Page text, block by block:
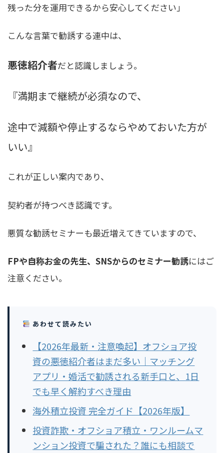
残った分を運用できるから安心してください」
こんな言葉で勧誘する連中は、
悪徳紹介者だと認識しましょう。
『満期まで継続が必須なので、
途中で減額や停止するならやめておいた方が
いい』
これが正しい案内であり、
契約者が持つべき認識です。
悪質な勧誘セミナーも最近増えてきていますので、
FPや自称お金の先生、SNSからのセミナー勧誘にはご
注意ください。
あわせて読みたい
【2026年最新・注意喚起】オフショア投
資の悪徳紹介者はまだ多い｜マッチング
アプリ・婚活で勧誘される新手口と、1日
でも早く解約すべき理由
海外積立投資 完全ガイド【2026年版】
投資詐欺・オフショア積立・ワンルームマ
ンション投資で騙された？誰にも相談で